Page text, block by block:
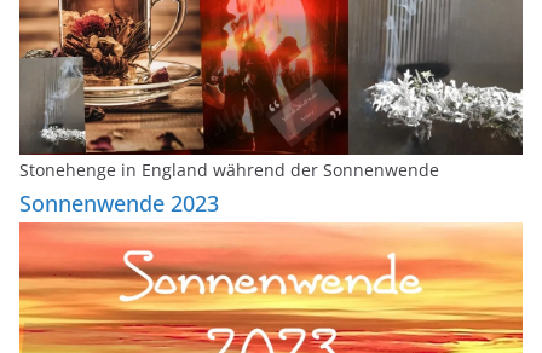
Stonehenge in England während der Sonnenwende
Sonnenwende 2023